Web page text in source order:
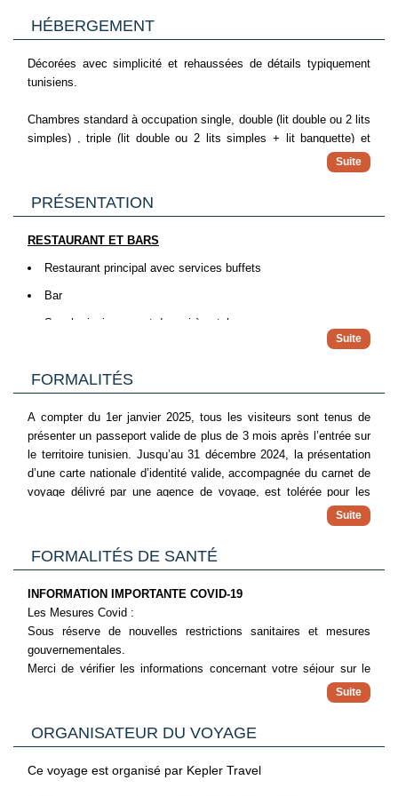
HÉBERGEMENT
Décorées avec simplicité et rehaussées de détails typiquement
tunisiens.
Chambres standard à occupation single, double (lit double ou 2 lits
simples) , triple (lit double ou 2 lits simples + lit banquette) et
Salle de bains
Sèche-cheveux
TV (télécommande avec caution )
Mini-frigo sur demande (payant)
PRÉSENTATION
RESTAURANT ET BARS
Restaurant principal avec services buffets
Bar
Snack piscine ouvert de mai à octobre
Sur décision de la Direction, l’ouverture des restaurants et bars
peut varier en fonction de la saison, des conditions climatiques et
selon l’occupation de l’hôtel
formule tout compris
De 10H00 à 23H00
Petit déjeuner 07H-10H / déjeuner 12H30-14H/ Diner 19H-21H,
Gouter de 15H30 à 17H
Café maure de 16H à 23H
Boissons incluses :
Au restaurant buffet = Boissons servies au verre (eau
minérale, bière locale, vins locaux, sodas pression)
Au bar central et snack piscine = Boissons servies au verre
pression, infusions , café)
FORMALITÉS
A compter du 1er janvier 2025, tous les visiteurs sont tenus de
présenter un passeport valide de plus de 3 mois après l’entrée sur
le territoire tunisien. Jusqu’au 31 décembre 2024, la présentation
d’une carte nationale d’identité valide, accompagnée du carnet de
voyage délivré par une agence de voyage, est tolérée pour les
FORMALITÉS DE SANTÉ
INFORMATION IMPORTANTE COVID-19
Les Mesures Covid :
Sous réserve de nouvelles restrictions sanitaires et mesures
gouvernementales.
Merci de vérifier les informations concernant votre séjour sur le
ORGANISATEUR DU VOYAGE
Ce voyage est organisé par Kepler Travel